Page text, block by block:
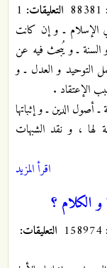
التعليقات:
الإسلام ـ و إن كانت
ـ و يُبحث فيه عن
التوحيد و العدل ـ و
الإعتقاد .
أصول الدين ـ و إثباتها
لها ، و نقد الشبهات
اقرأ المزيد
و الكلام ؟
التعليقات: